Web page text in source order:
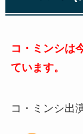
コ・ミンシは
ています。
コ・ミンシ出